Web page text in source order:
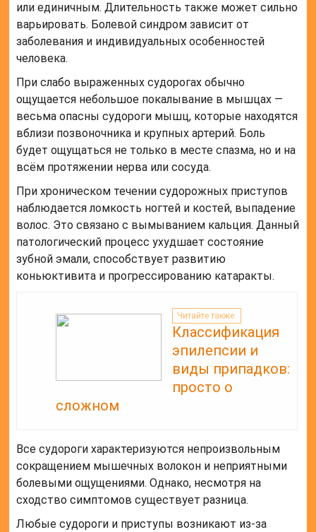
или единичным. Длительность также может сильно
варьировать. Болевой синдром зависит от
заболевания и индивидуальных особенностей
человека.
При слабо выраженных судорогах обычно
ощущается небольшое покалывание в мышцах —
весьма опасны судороги мышц, которые находятся
вблизи позвоночника и крупных артерий. Боль
будет ощущаться не только в месте спазма, но и на
всём протяжении нерва или сосуда.
При хроническом течении судорожных приступов
наблюдается ломкость ногтей и костей, выпадение
волос. Это связано с вымыванием кальция. Данный
патологический процесс ухудшает состояние
зубной эмали, способствует развитию
коньюктивита и прогрессированию катаракты.
Читайте также:
Классификация
эпилепсии и
виды припадков:
просто о
сложном
Все судороги характеризуются непроизвольным
сокращением мышечных волокон и неприятными
болевыми ощущениями. Однако, несмотря на
сходство симптомов существует разница.
Любые судороги и приступы возникают из-за